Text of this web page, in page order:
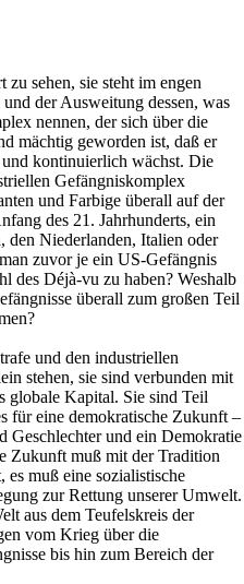
sehen, sie steht im engen
der Ausweitung dessen, was
nennen, der sich über die
mächtig geworden ist, daß er
kontinuierlich wächst. Die
Gefängniskomplex
und Farbige überall auf der
des 21. Jahrhunderts, ein
den Niederlanden, Italien oder
zuvor je ein US-Gefängnis
des Déjà-vu zu haben? Weshalb
überall zum großen Teil
und den industriellen
stehen, sie sind verbunden mit
globale Kapital. Sie sind Teil
für eine demokratische Zukunft –
Geschlechter und ein Demokratie
Zukunft muß mit der Tradition
es muß eine sozialistische
zur Rettung unserer Umwelt.
aus dem Teufelskreis der
vom Krieg über die
bis hin zum Bereich der